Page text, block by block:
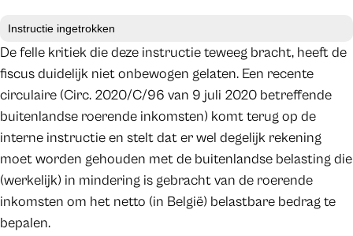
Instructie ingetrokken
De felle kritiek die deze instructie teweeg bracht, heeft de
fiscus duidelijk niet onbewogen gelaten. Een recente
circulaire (Circ. 2020/C/96 van 9 juli 2020 betreffende
buitenlandse roerende inkomsten) komt terug op de
interne instructie en stelt dat er wel degelijk rekening
moet worden gehouden met de buitenlandse belasting die
(werkelijk) in mindering is gebracht van de roerende
inkomsten om het netto (in België) belastbare bedrag te
bepalen.